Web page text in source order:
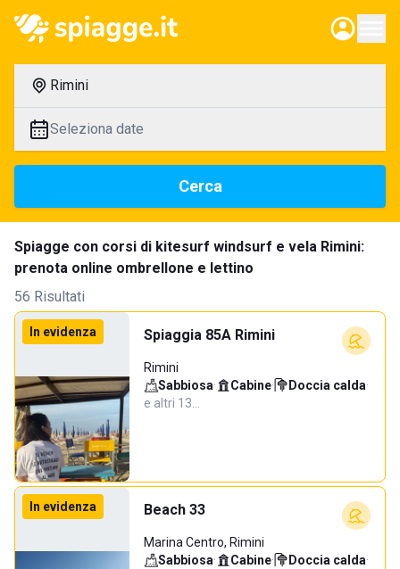
Rimini
Seleziona date
Cerca
Spiagge con corsi di kitesurf windsurf e vela Rimini:
prenota online ombrellone e lettino
56 Risultati
In evidenza Spiaggia 85A Rimini
Rimini
Sabbiosa· Cabine· Doccia calda·
e altri 13…
In evidenza Beach 33
Marina Centro, Rimini
Sabbiosa· Cabine· Doccia calda·